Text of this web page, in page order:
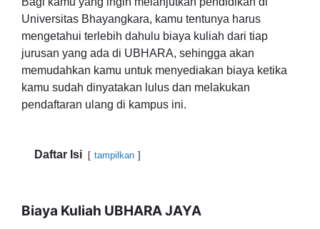
Universitas Bhayangkara, kamu tentunya harus
mengetahui terlebih dahulu biaya kuliah dari tiap
jurusan yang ada di UBHARA, sehingga akan
memudahkan kamu untuk menyediakan biaya ketika
kamu sudah dinyatakan lulus dan melakukan
pendaftaran ulang di kampus ini.
Daftar Isi tampilkan
Biaya Kuliah UBHARA JAYA